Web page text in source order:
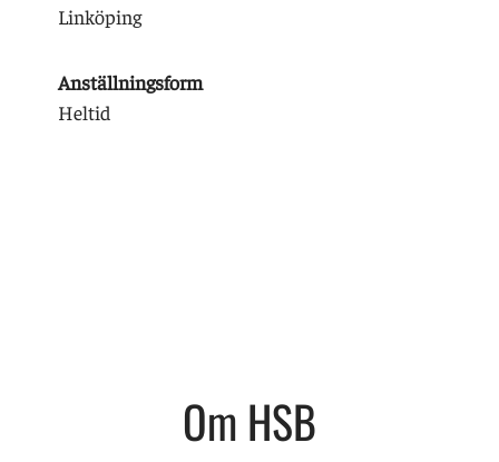
Linköping
Anställningsform
Heltid
Om HSB